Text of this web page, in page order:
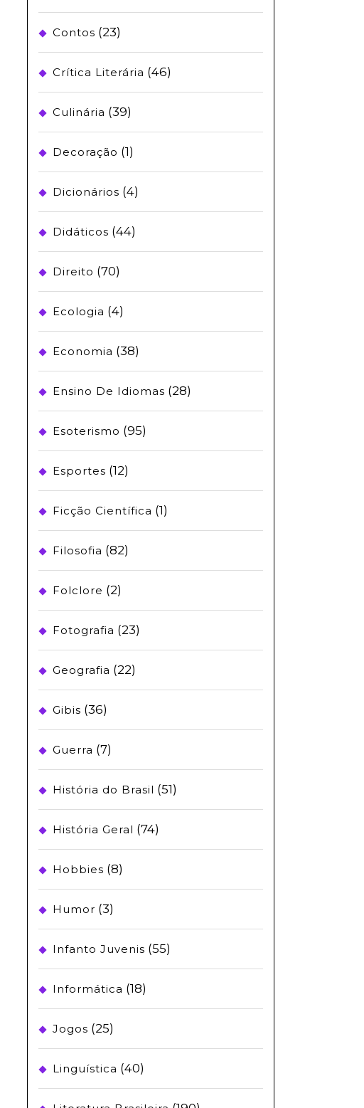
Contos (23)
Crítica Literária (46)
Culinária (39)
Decoração (1)
Dicionários (4)
Didáticos (44)
Direito (70)
Ecologia (4)
Economia (38)
Ensino De Idiomas (28)
Esoterismo (95)
Esportes (12)
Ficção Científica (1)
Filosofia (82)
Folclore (2)
Fotografia (23)
Geografia (22)
Gibis (36)
Guerra (7)
História do Brasil (51)
História Geral (74)
Hobbies (8)
Humor (3)
Infanto Juvenis (55)
Informática (18)
Jogos (25)
Linguística (40)